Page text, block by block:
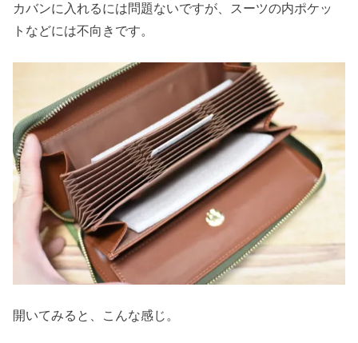
カバンに入れるには問題ないですが、スーツの内ポケッ
トなどには不向きです。
開いてみると、こんな感じ。